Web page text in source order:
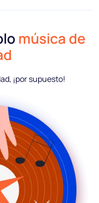
música de
¡por supuesto!